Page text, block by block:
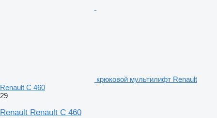
крюковой мультилифт Renault
Renault C 460
29
Renault Renault C 460